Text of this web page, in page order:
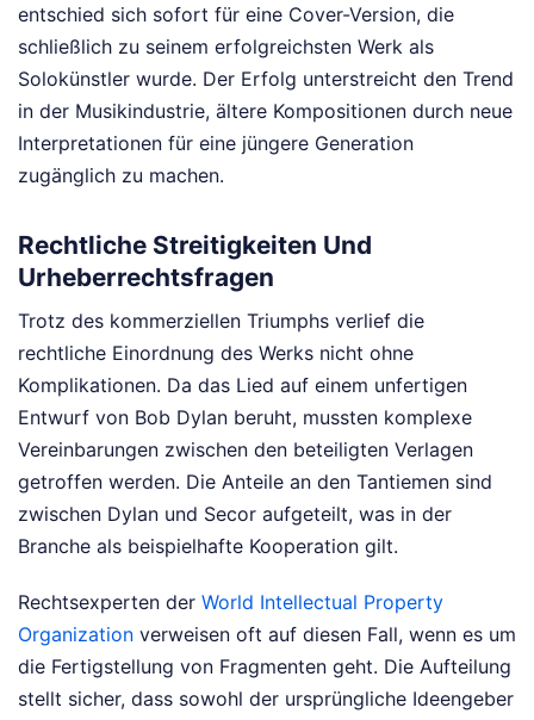
entschied sich sofort für eine Cover-Version, die
schließlich zu seinem erfolgreichsten Werk als
Solokünstler wurde. Der Erfolg unterstreicht den Trend
in der Musikindustrie, ältere Kompositionen durch neue
Interpretationen für eine jüngere Generation
zugänglich zu machen.
Rechtliche Streitigkeiten Und
Urheberrechtsfragen
Trotz des kommerziellen Triumphs verlief die
rechtliche Einordnung des Werks nicht ohne
Komplikationen. Da das Lied auf einem unfertigen
Entwurf von Bob Dylan beruht, mussten komplexe
Vereinbarungen zwischen den beteiligten Verlagen
getroffen werden. Die Anteile an den Tantiemen sind
zwischen Dylan und Secor aufgeteilt, was in der
Branche als beispielhafte Kooperation gilt.
Rechtsexperten der World Intellectual Property
Organization verweisen oft auf diesen Fall, wenn es um
die Fertigstellung von Fragmenten geht. Die Aufteilung
stellt sicher, dass sowohl der ursprüngliche Ideengeber